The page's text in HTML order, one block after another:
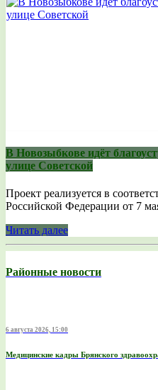
В Новозыбкове идёт
улице Советской
Проект реализуется в
Российской Федерации от 7
Читать далее
Районные новости
6 августа 2026, 15:00
Медицинские кадры Брянского